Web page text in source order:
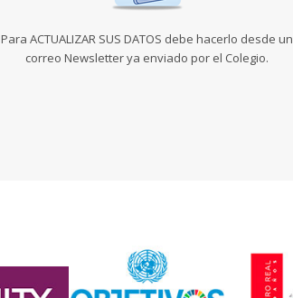
Para ACTUALIZAR SUS DATOS debe hacerlo desde un
correo Newsletter ya enviado por el Colegio.